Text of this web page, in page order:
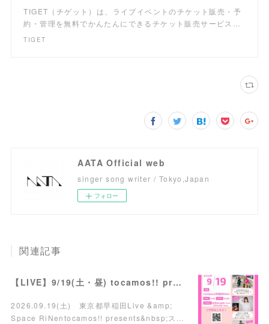
TIGET（チゲット）は、ライブイベントのチケット販売・予
約・管理を無料でかんたんにできるチケット販売サービス…
TIGET
AATA Official web
singer song writer / Tokyo,Japan
フォロー
関連記事
【LIVE】9/19(土・昼) tocamos!! presents スリーマンライブ
2026.09.19(土) 東京都早稲田Live &amp;
Space RiNentocamos!! presents&nbsp;ス…